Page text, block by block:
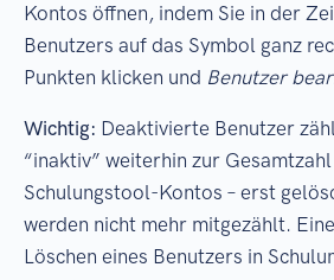
Kontos öffnen, indem Sie in der
Benutzers auf das Symbol ganz
Punkten klicken und Benutzer
Wichtig: Deaktivierte Benutzer
“inaktiv” weiterhin zur
Schulungstool-Kontos – erst
werden nicht mehr mitgezählt.
Löschen eines Benutzers in